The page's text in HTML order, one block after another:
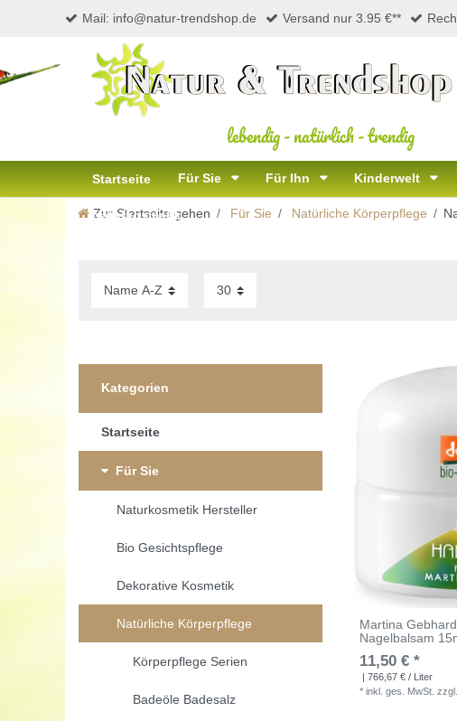
Mail: info@natur-trendshop.de Versand nur 3.95 €**
lebendig-natürlich-trendig
Startseite Für Sie Für Ihn Kinderwelt
Naturkosmetik
Zur Startseite gehen Für Sie Natürliche Körperpflege
Kategorien
Startseite
Für Sie
Naturkosmetik Hersteller
Bio Gesichtspflege
Dekorative Kosmetik
Natürliche Körperpflege
Körperpflege Serien
Badeöle Badesalz
Martina
Nagelbalsam
11,50 € *
| 766,67 € / Liter
*inkl. ges. MwSt.